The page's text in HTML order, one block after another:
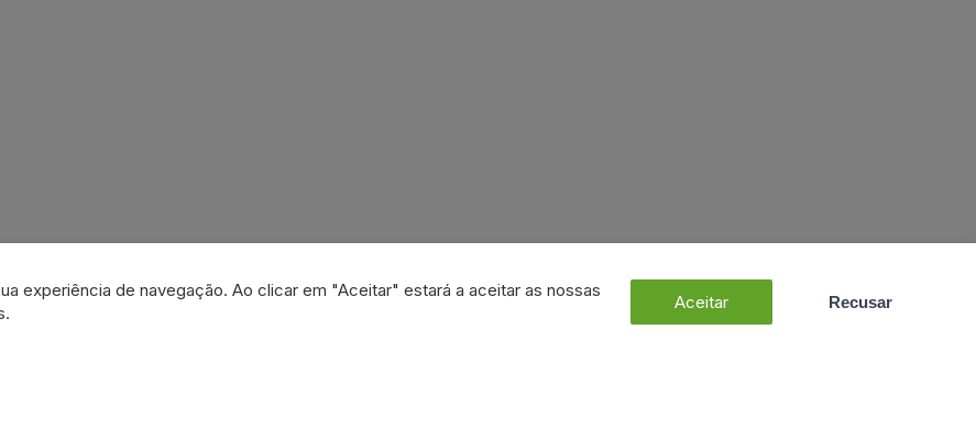
experiência de navegação. Ao clicar em "Aceitar" estará a aceitar as nossas
Aceitar Recusar
Dúvidas? Fale connosco!